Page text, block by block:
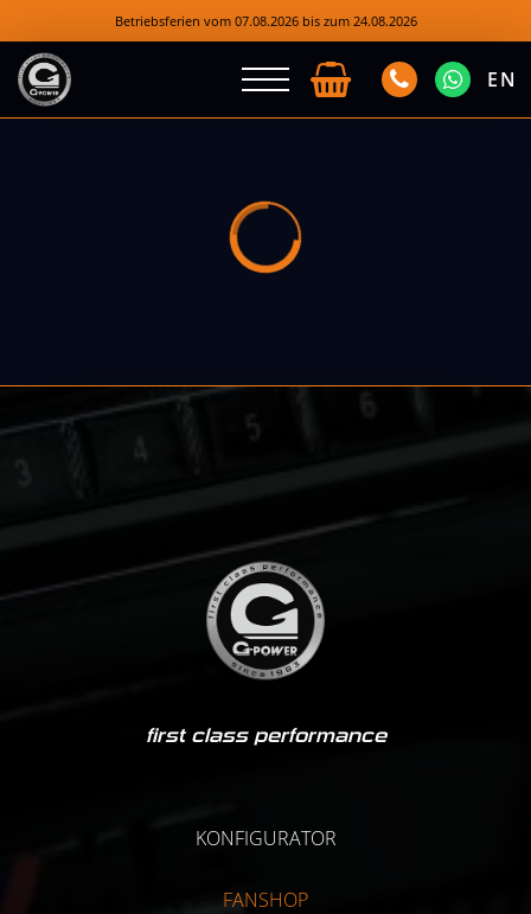
Betriebsferien vom 07.08.2026 bis zum 24.08.2026
EN
first class performance
KONFIGURATOR
FANSHOP